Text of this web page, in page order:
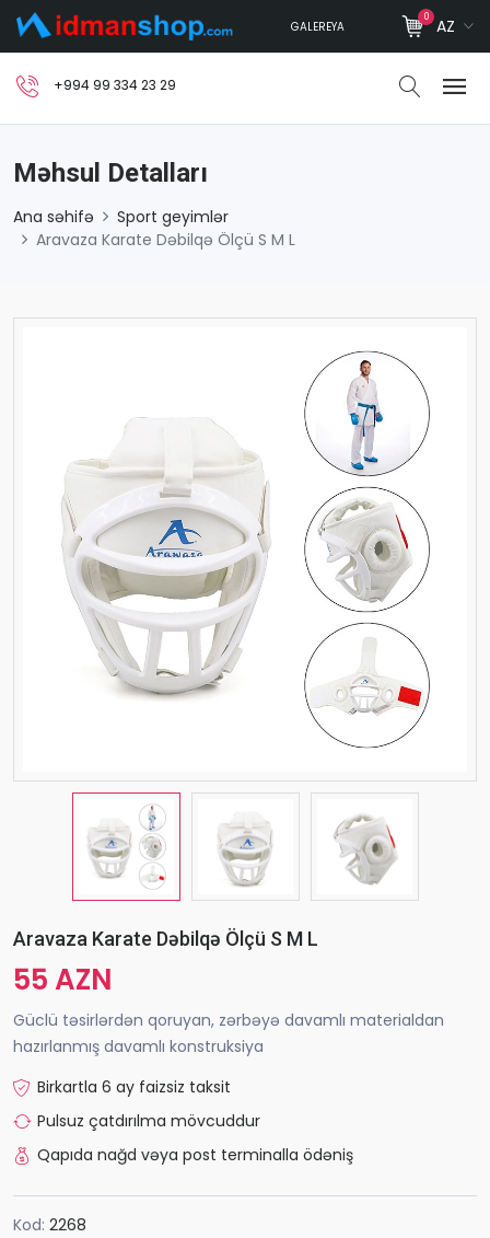
GALEREYA
0 AZ
+994 99 334 23 29
Məhsul Detalları
Ana səhifə
Sport geyimlər
Aravaza Karate Dəbilqə Ölçü S M L
Aravaza Karate Dəbilqə Ölçü S M L
55 AZN
Güclü təsirlərdən qoruyan, zərbəyə davamlı materialdan
hazırlanmış davamlı konstruksiya
Birkartla 6 ay faizsiz taksit
Pulsuz çatdırılma mövcuddur
Qapıda nağd vəya post terminalla ödəniş
Kod: 2268